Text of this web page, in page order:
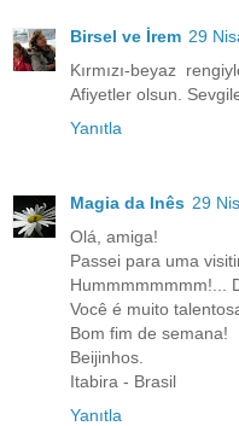
Birsel ve İrem 29
Kırmızı-beyaz
Afiyetler olsun.
Yanıtla
Magia da Inês 29
Olá, amiga!
Passei para uma
Hummmmmmmm!...
Você é muito
Bom fim de semana!
Beijinhos.
Itabira - Brasil
Yanıtla